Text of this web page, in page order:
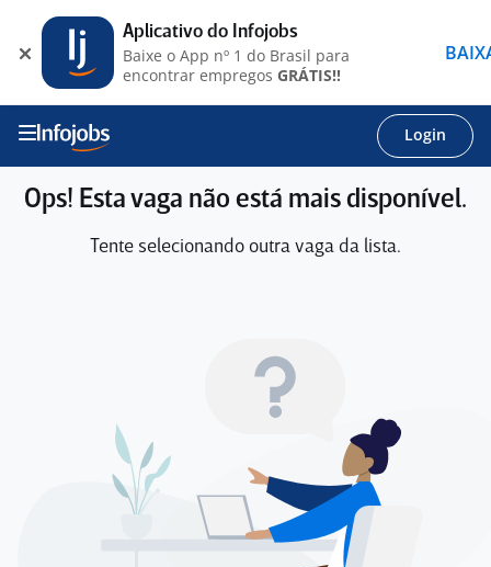
Login
Ops! Esta vaga não está mais disponível.
Tente selecionando outra vaga da lista.
Aplicativo do Infojobs
Baixe o App nº 1 do Brasil para
encontrar empregos GRÁTIS!!